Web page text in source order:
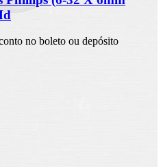
no boleto ou depósito